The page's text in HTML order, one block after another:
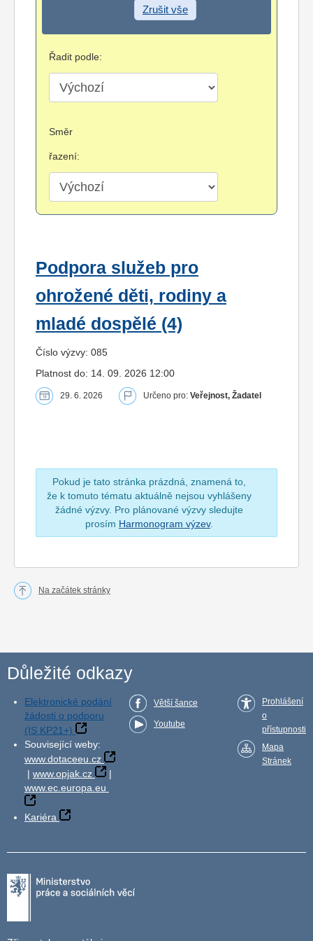
Zrušit vše
Řadit podle:
Směr
řazení:
Podpora služeb pro
ohrožené děti, rodiny a
mladé dospělé (4)
Číslo výzvy: 085
Platnost do: 14. 09. 2026 12:00
29. 6. 2026 Určeno pro: Veřejnost, Žadatel
Pokud je tato stránka prázdná, znamená to,
že k tomuto tématu aktuálně nejsou vyhlášeny
žádné výzvy. Pro plánované výzvy sledujte
prosím Harmonogram výzev.
Na začátek stránky
Důležité odkazy
Elektronické podání
žádosti o podporu
(IS KP21+)
Související weby:
www.dotaceeu.cz
| www.opjak.cz
|
www.ec.europa.eu
Kariéra
Větší šance
Youtube
Prohlášení
o
přístupnosti
Mapa
Stránek